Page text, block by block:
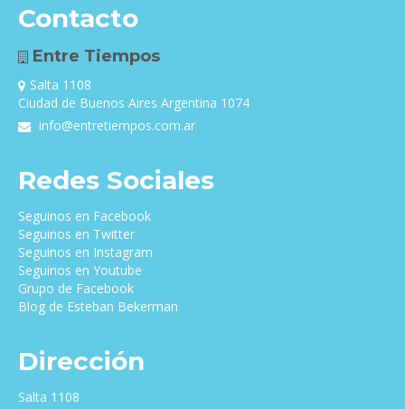
Contacto
Entre Tiempos
Salta 1108
Ciudad de Buenos Aires Argentina 1074
info@entretiempos.com.ar
Redes Sociales
Seguinos en Facebook
Seguinos en Twitter
Seguinos en Instagram
Seguinos en Youtube
Grupo de Facebook
Blog de Esteban Bekerman
Dirección
Salta 1108